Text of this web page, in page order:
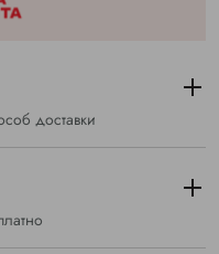
доставки